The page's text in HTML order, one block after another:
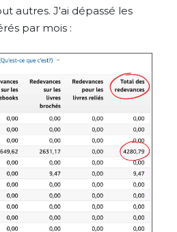
autres. J'ai dépassé les
par mois :